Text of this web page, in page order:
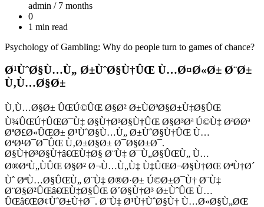
admin / 7 months
0
1 min read
Psychology of Gambling: Why do people turn to games of chance?
Ø¹ÙˆØ§Ù…Ù„ Ø±ÙˆØ§Ù†ÛŒ Ù…Ø¤Ø«Ø± Ø¨Ø±
Ù‚Ù…Ø§Ø±
Ù‚Ù…Ø§Ø± ÛŒÚ©ÛŒ Ø§Ø² Ø±ÙØªØ§Ø±Ù‡Ø§ÛŒ
Ù¾ÛŒÚ†ÛŒØ¯Ù‡ Ø§Ù†Ø³Ø§Ù†ÛŒ Ø§Ø³Øª Ú©Ù‡ ØªØ­Øª
ØªØ£Ø«ÛŒØ± Ø¹ÙˆØ§Ù…Ù„ Ø±ÙˆØ§Ù†ÛŒ Ù…
ØªØ¹Ø¯Ø¯ÛŒ Ù‚Ø±Ø§Ø± Ø¯Ø§Ø±Ø¯.
Ø§Ù†Ø³Ø§Ù†â€ŒÙ‡Ø§ Ø¨Ù‡ Ø¯Ù„Ø§ÛŒÙ„ Ù…
Ø®ØªÙ„ÙÛŒ Ø§Ø² Ø¬Ù…Ù„Ù‡ Ù‡ÛŒØ¬Ø§Ù†ØŒ ØªÙ†Ø´
Ùˆ ØªÙ…Ø§ÛŒÙ„ Ø¨Ù‡ Ø®Ø·Ø± Ú©Ø±Ø¯Ù† Ø¨Ù‡
Ø¨Ø§Ø²ÛŒâ€ŒÙ‡Ø§ÛŒ Ø´Ø§Ù†Ø³ Ø±ÙˆÛŒ Ù…
ÛŒâ€ŒØ¢ÙˆØ±Ù†Ø¯. Ø¨Ù‡ Ø¹Ù†ÙˆØ§Ù† Ù…Ø«Ø§Ù„ØŒ